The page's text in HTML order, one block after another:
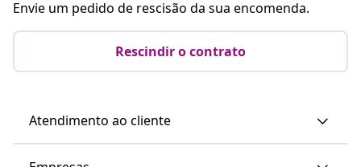
Envie um pedido de rescisão da sua encomenda.
Rescindir o contrato
Atendimento ao cliente